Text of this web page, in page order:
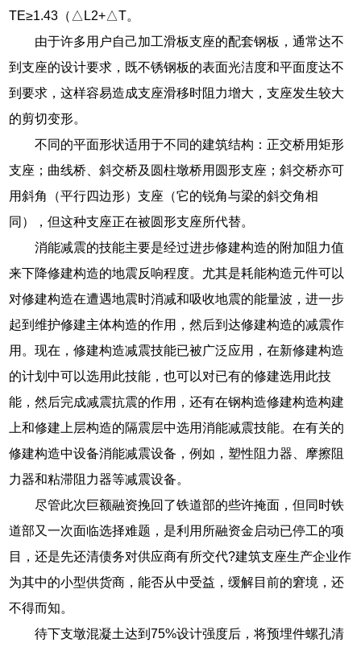
TE≥1.43（△L2+△T。
由于许多用户自己加工滑板支座的配套钢板，通常达不
到支座的设计要求，既不锈钢板的表面光洁度和平面度达不
到要求，这样容易造成支座滑移时阻力增大，支座发生较大
的剪切变形。
不同的平面形状适用于不同的建筑结构：正交桥用矩形
支座；曲线桥、斜交桥及圆柱墩桥用圆形支座；斜交桥亦可
用斜角（平行四边形）支座（它的锐角与梁的斜交角相
同），但这种支座正在被圆形支座所代替。
消能减震的技能主要是经过进步修建构造的附加阻力值
来下降修建构造的地震反响程度。尤其是耗能构造元件可以
对修建构造在遭遇地震时消减和吸收地震的能量波，进一步
起到维护修建主体构造的作用，然后到达修建构造的减震作
用。现在，修建构造减震技能已被广泛应用，在新修建构造
的计划中可以选用此技能，也可以对已有的修建选用此技
能，然后完成减震抗震的作用，还有在钢构造修建构造构建
上和修建上层构造的隔震层中选用消能减震技能。在有关的
修建构造中设备消能减震设备，例如，塑性阻力器、摩擦阻
力器和粘滞阻力器等减震设备。
尽管此次巨额融资挽回了铁道部的些许掩面，但同时铁
道部又一次面临选择难题，是利用所融资金启动已停工的项
目，还是先还清债务对供应商有所交代?建筑支座生产企业作
为其中的小型供货商，能否从中受益，缓解目前的窘境，还
不得而知。
待下支墩混凝土达到75%设计强度后，将预埋件螺孔清